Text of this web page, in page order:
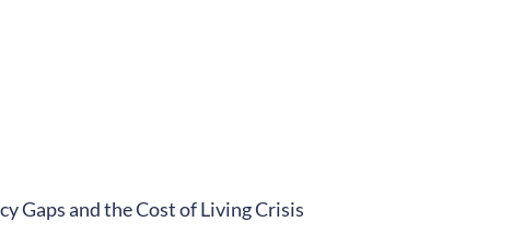
Gaps and the Cost of Living Crisis